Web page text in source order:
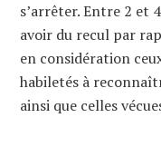
s’arrêter. Entre 2 et
avoir du recul par
en considération
habiletés à
ainsi que celles